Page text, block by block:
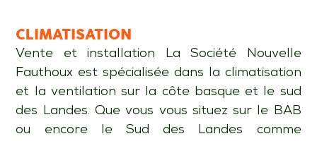
CLIMATISATION
Vente et installation La Société Nouvelle
Fauthoux est spécialisée dans la climatisation
et la ventilation sur la côte basque et le sud
des Landes. Que vous vous situez sur le BAB
ou encore le Sud des Landes comme